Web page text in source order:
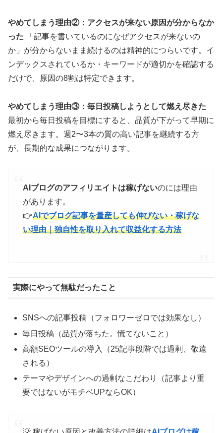
やめてしまう理由②：アクセスが来ない原因が分からなか
った 「記事を書いているのになぜアクセスが来ないの
か」が分からないまま続けるのは精神的につらいです。イ
ンデックスされているか・キーワードが適切かを確認する
だけで、原因の8割は特定できます。
やめてしまう理由③：毎日投稿しようとして燃え尽きた
最初から毎日投稿を目標にすると、品質が下がって早期に
燃え尽きます。週2〜3本の質の高い記事を継続する方
が、長期的な成果につながります。
AIブログのアフィリエイトは稼げないのには理由
があります。
👉AIでブログ記事を量産しても伸びない・稼げな
い理由｜独自性を取り入れて収益化する方法
実際にやって無駄だったこと
SNSへの記事投稿（フォロワーゼロでは効果なし）
毎日投稿（品質が落ちた。慌てないこと）
高額SEOツールの導入（25記事段階では過剰、敬遠
される）
テーマやデザインへの過剰なこだわり（記事より重
要ではないがモチベUPならOK）